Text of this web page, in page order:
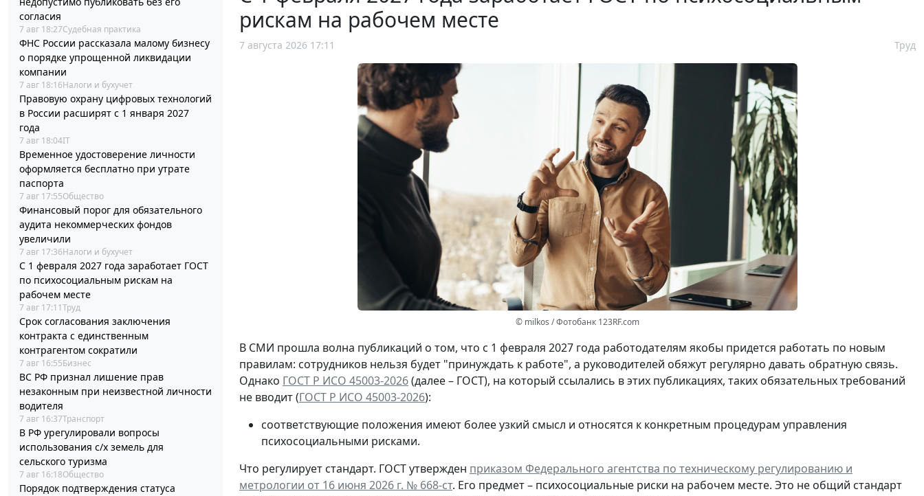
согласия
7 авг 18:27Судебная практика
ФНС России рассказала малому бизнесу
о порядке упрощенной ликвидации
компании
7 авг 18:16Налоги и бухучет
Правовую охрану цифровых технологий
в России расширят с 1 января 2027
года
7 авг 18:04IT
Временное удостоверение личности
оформляется бесплатно при утрате
паспорта
7 авг 17:55Общество
Финансовый порог для обязательного
аудита некоммерческих фондов
увеличили
7 авг 17:36Налоги и бухучет
С 1 февраля 2027 года заработает ГОСТ
по психосоциальным рискам на
рабочем месте
7 авг 17:11Труд
Срок согласования заключения
контракта с единственным
контрагентом сократили
7 авг 16:55Бизнес
ВС РФ признал лишение прав
незаконным при неизвестной личности
водителя
7 авг 16:37Транспорт
В РФ урегулировали вопросы
использования с/х земель для
сельского туризма
7 авг 16:18Общество
Порядок подтверждения статуса
рискам на рабочем месте
7 августа 2026 17:11 Труд
© milkos / Фотобанк 123RF.com
В СМИ прошла волна публикаций о том, что с 1 февраля 2027 года работодателям якобы придется работать по новым
правилам: сотрудников нельзя будет "принуждать к работе", а руководителей обяжут регулярно давать обратную связь.
Однако ГОСТ Р ИСО 45003-2026(далее – ГОСТ), на который ссылались в этих публикациях, таких обязательных требований
не вводит (ГОСТ Р ИСО 45003-2026):
соответствующие положения имеют более узкий смысл и относятся к конкретным процедурам управления
психосоциальными рисками.
Что регулирует стандарт. ГОСТ утвержден приказом Федерального агентства по техническому регулированию и
метрологии от 16 июня 2026 г. № 668-ст. Его предмет – психосоциальные риски на рабочем месте. Это не общий стандарт